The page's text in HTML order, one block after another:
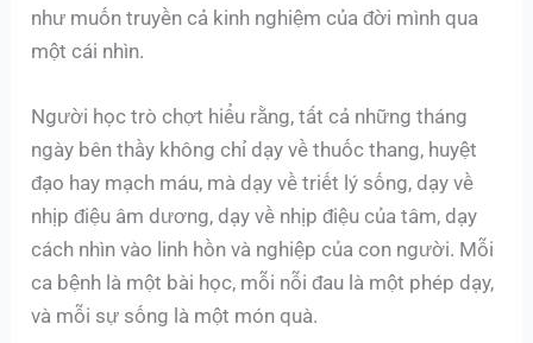
như muốn truyền cả kinh nghiệm của đời mình qua
một cái nhìn.
Người học trò chợt hiểu rằng, tất cả những tháng
ngày bên thầy không chỉ dạy về thuốc thang, huyệt
đạo hay mạch máu, mà dạy về triết lý sống, dạy về
nhịp điệu âm dương, dạy về nhịp điệu của tâm, dạy
cách nhìn vào linh hồn và nghiệp của con người. Mỗi
ca bệnh là một bài học, mỗi nỗi đau là một phép dạy,
và mỗi sự sống là một món quà.